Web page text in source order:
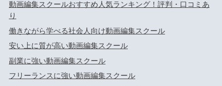
動画編集スクールおすすめ人気ランキング！評判・口コミあ
り
働きながら学べる社会人向け動画編集スクール
安い上に質が高い動画編集スクール
副業に強い動画編集スクール
フリーランスに強い動画編集スクール